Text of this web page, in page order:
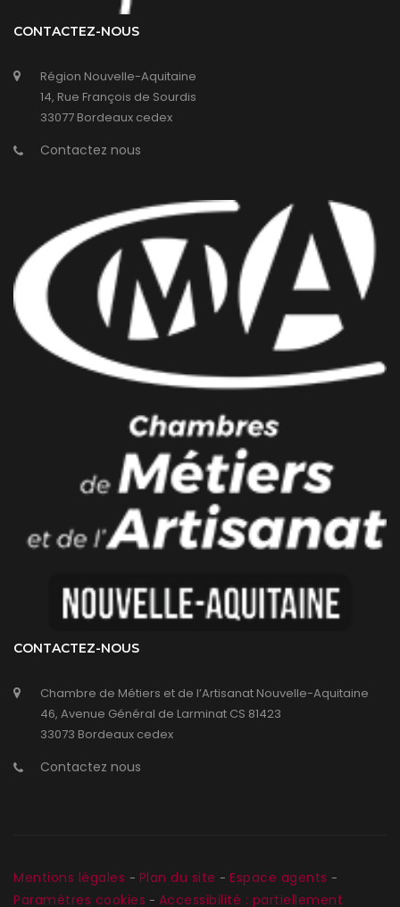
CONTACTEZ-NOUS
Région Nouvelle-Aquitaine
14, Rue François de Sourdis
33077 Bordeaux cedex
Contactez nous
CONTACTEZ-NOUS
Chambre de Métiers et de l’Artisanat Nouvelle-Aquitaine
46, Avenue Général de Larminat CS 81423
33073 Bordeaux cedex
Contactez nous
Mentions légales - Plan du site - Espace agents -
Paramètres cookies - Accessibilité : partiellement